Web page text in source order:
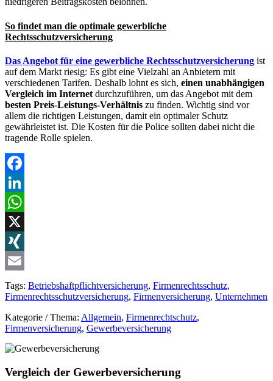
So findet man die optimale gewerbliche
Rechtsschutzversicherung
Das Angebot für eine gewerbliche Rechtsschutzversicherung ist
auf dem Markt riesig: Es gibt eine Vielzahl an Anbietern mit
verschiedenen Tarifen. Deshalb lohnt es sich, einen unabhängigen
Vergleich im Internet durchzuführen, um das Angebot mit dem
besten Preis-Leistungs-Verhältnis zu finden. Wichtig sind vor
allem die richtigen Leistungen, damit ein optimaler Schutz
gewährleistet ist. Die Kosten für die Police sollten dabei nicht die
tragende Rolle spielen.
Facebook
LinkedIn
WhatsApp
X
XING
Email
Tags: Betriebshaftpflichtversicherung, Firmenrechtsschutz,
Firmenrechtsschutzversicherung, Firmenversicherung, Unternehmen
Kategorie / Thema: Allgemein, Firmenrechtschutz,
Firmenversicherung, Gewerbeversicherung
Vergleich der Gewerbeversicherung